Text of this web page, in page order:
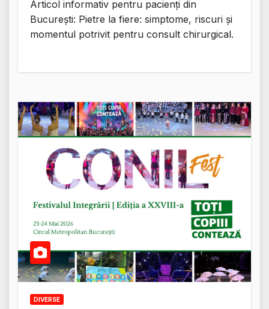
Articol informativ pentru pacienți din
București: Pietre la fiere: simptome, riscuri și
momentul potrivit pentru consult chirurgical.
DIVERSE